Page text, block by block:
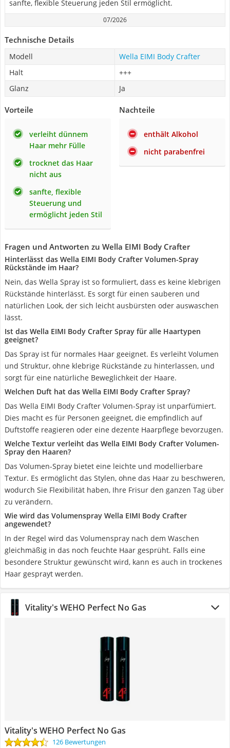
sanfte, flexible Steuerung jeden Stil ermöglicht.
07/2026
Technische Details
Modell
Wella EIMI Body Crafter
Halt
+++
Glanz
Ja
Vorteile
verleiht dünnem
Haar mehr Fülle
trocknet das Haar
nicht aus
sanfte, flexible
Steuerung und
ermöglicht jeden Stil
Nachteile
enthält Alkohol
nicht parabenfrei
Fragen und Antworten zu Wella EIMI Body Crafter
Hinterlässt das Wella EIMI Body Crafter Volumen-Spray
Rückstände im Haar?
Nein, das Wella Spray ist so formuliert, dass es keine klebrigen
Rückstände hinterlässt. Es sorgt für einen sauberen und
natürlichen Look, der sich leicht ausbürsten oder auswaschen
lässt.
Ist das Wella EIMI Body Crafter Spray für alle Haartypen
geeignet?
Das Spray ist für normales Haar geeignet. Es verleiht Volumen
und Struktur, ohne klebrige Rückstände zu hinterlassen, und
sorgt für eine natürliche Beweglichkeit der Haare.
Welchen Duft hat das Wella EIMI Body Crafter Spray?
Das Wella EIMI Body Crafter Volumen-Spray ist unparfümiert.
Dies macht es für Personen geeignet, die empfindlich auf
Duftstoffe reagieren oder eine dezente Haarpflege bevorzugen.
Welche Textur verleiht das Wella EIMI Body Crafter Volumen-
Spray den Haaren?
Das Volumen-Spray bietet eine leichte und modellierbare
Textur. Es ermöglicht das Stylen, ohne das Haar zu beschweren,
wodurch Sie Flexibilität haben, Ihre Frisur den ganzen Tag über
zu verändern.
Wie wird das Volumenspray Wella EIMI Body Crafter
angewendet?
In der Regel wird das Volumenspray nach dem Waschen
gleichmäßig in das noch feuchte Haar gesprüht. Falls eine
besondere Struktur gewünscht wird, kann es auch in trockenes
Haar gesprayt werden.
Vitality's WEHO Perfect No Gas
Vitality's WEHO Perfect No Gas
126 Bewertungen